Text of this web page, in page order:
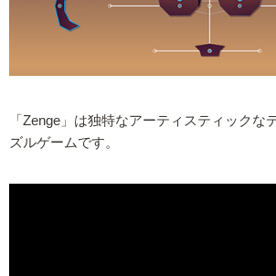
「Zenge」は独特なアーティスティックな
ズルゲームです。